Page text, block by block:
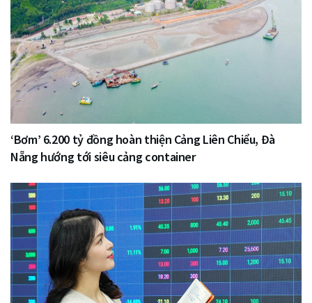
‘Bơm’ 6.200 tỷ đồng hoàn thiện Cảng Liên Chiểu, Đà
Nẵng hướng tới siêu cảng container